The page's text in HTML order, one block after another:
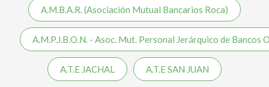
A.M.B.A.R. (Asociación Mutual Bancarios Roca)
A.M.P.J.B.O.N. - Asoc. Mut. Personal Jerárquico de Bancos
A.T.E JACHAL A.T.E SAN JUAN